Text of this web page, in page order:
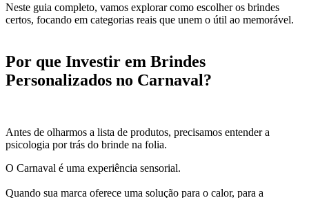
Neste guia completo, vamos explorar como escolher os brindes
certos, focando em categorias reais que unem o útil ao memorável.
Por que Investir em Brindes
Personalizados no Carnaval?
Antes de olharmos a lista de produtos, precisamos entender a
psicologia por trás do brinde na folia.
O Carnaval é uma experiência sensorial.
Quando sua marca oferece uma solução para o calor, para a